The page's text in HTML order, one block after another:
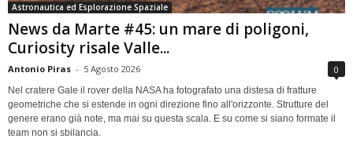
Astronautica ed Esplorazione Spaziale
News da Marte #45: un mare di poligoni,
Curiosity risale Valle...
Antonio Piras - 5 Agosto 2026 0
Nel cratere Gale il rover della NASA ha fotografato una distesa di fratture
geometriche che si estende in ogni direzione fino all'orizzonte. Strutture del
genere erano già note, ma mai su questa scala. E su come si siano formate il
team non si sbilancia.